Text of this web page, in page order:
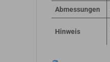
Abmessungen
Hinweis